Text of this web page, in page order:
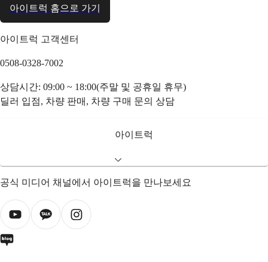
아이트럭 홈으로 가기
아이트럭 고객센터
0508-0328-7002
상담시간: 09:00 ~ 18:00(주말 및 공휴일 휴무)
딜러 입점, 차량 판매, 차량 구매 문의 상담
아이트럭
공식 미디어 채널에서 아이트럭을 만나보세요